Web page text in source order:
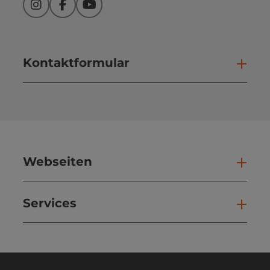
InstagramFacebookYouTube
Kontaktformular
Webseiten
Services